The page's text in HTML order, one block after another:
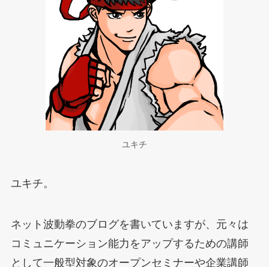
ユキチ
ユキチ。
ネット波動拳のブログを書いていますが、元々は
コミュニケーション能力をアップするための講師
として一般型対象のオープンセミナーや企業講師